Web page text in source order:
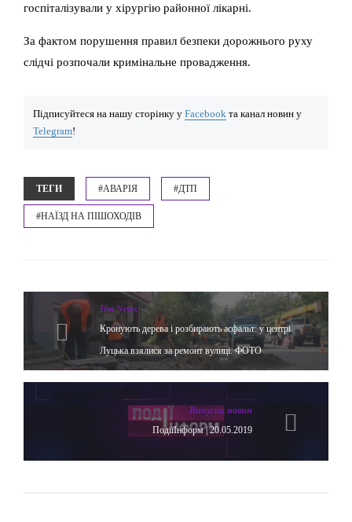
госпіталізували у хірургію районної лікарні.
За фактом порушення правил безпеки дорожнього руху
слідчі розпочали кримінальне провадження.
Підписуйтеся на нашу сторінку у Facebook та канал новин у
Telegram!
ТЕГИ #АВАРІЯ #ДТП
#НАЇЗД НА ПІШОХОДІВ
Hot News
Кронують дерева і розбирають асфальт: у центрі
Луцька взялися за ремонт вулиці. ФОТО
Випуски новин
ПодіїІнформ | 20.05.2019